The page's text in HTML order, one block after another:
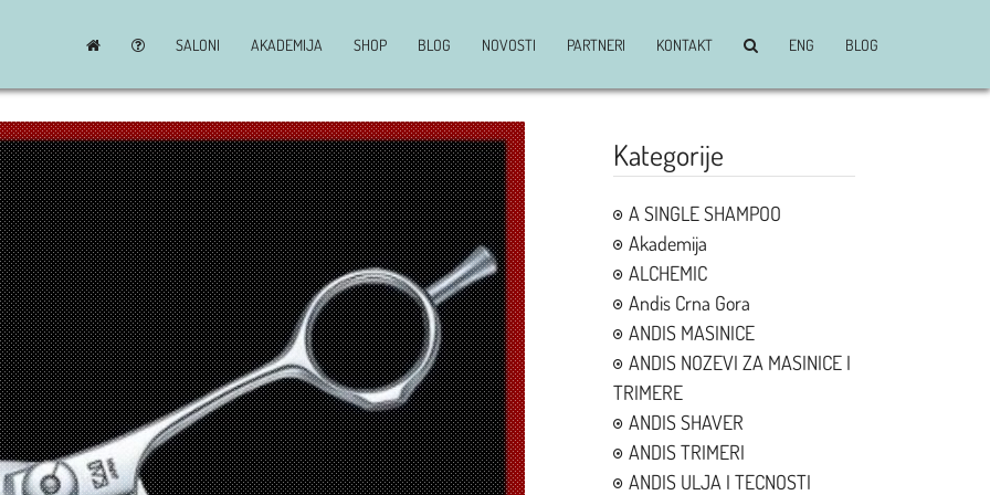
SALONI AKADEMIJA SHOP BLOG NOVOSTI PARTNERI KONTAKT ENG BLOG
Kategorije
A SINGLE SHAMPOO
Akademija
ALCHEMIC
Andis Crna Gora
ANDIS MASINICE
ANDIS NOZEVI ZA MASINICE I
TRIMERE
ANDIS SHAVER
ANDIS TRIMERI
ANDIS ULJA I TECNOSTI